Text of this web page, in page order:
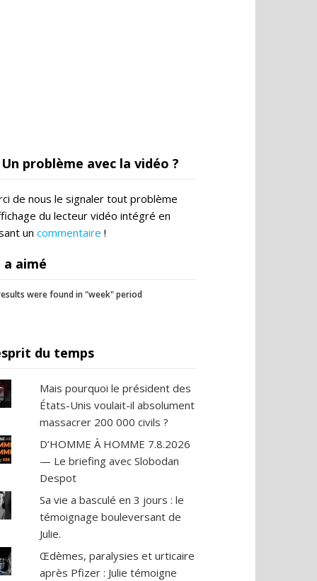
Un problème avec la vidéo ?
de nous le signaler tout problème
du lecteur vidéo intégré en
un commentaire !
a aimé
were found in "week" period
du temps
Mais pourquoi le président des
États-Unis voulait-il absolument
massacrer 200 000 civils ?
D’HOMME À HOMME 7.8.2026
— Le briefing avec Slobodan
Despot
Sa vie a basculé en 3 jours : le
témoignage bouleversant de
Julie.
Œdèmes, paralysies et urticaire
après Pfizer : Julie témoigne